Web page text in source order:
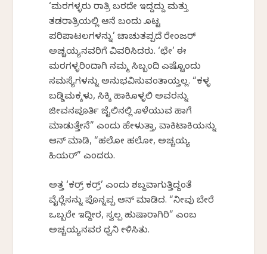
‘ಮರಗಳ್ಳರು ರಾತ್ರಿ ಬರದೇ ಇದ್ದದ್ದು ಮತ್ತು
ತಡರಾತ್ರಿಯಲ್ಲಿ ಆನೆ ಬಂದು ಕೊಟ್ಟ
ಪರಿಪಾಟಲಗಳನ್ನು’ ಚಾಚುತಪ್ಪದೆ ರೇಂಜರ್
ಅಚ್ಚಯ್ಯನವರಿಗೆ ವಿವರಿಸಿದರು. ‘ಛೇ’ ಈ
ಮರಗಳ್ಳರಿಂದಾಗಿ ನಮ್ಮ ಸಿಬ್ಬಂದಿ ಎಷ್ಟೊಂದು
ಸಮಸ್ಯೆಗಳನ್ನು ಅನುಭವಿಸುವಂತಾಯ್ತಲ್ಲ. “ಕಳ್ಳ
ಬಡ್ಡಿಮಕ್ಕಳು, ಸಿಕ್ಕಿ ಹಾಕಿಕೊಳ್ಳಲಿ ಅವರನ್ನು
ಜೀವನಪೂರ್ತಿ ಜೈಲಿನಲ್ಲಿ ಕೊಳೆಯುವ ಹಾಗೆ
ಮಾಡುತ್ತೇನೆ” ಎಂದು ಹೇಳುತ್ತಾ, ವಾಕಿಟಾಕಿಯನ್ನು
ಆನ್ ಮಾಡಿ, “ಹಲೋ ಹಲೋ, ಅಚ್ಚಯ್ಯ
ಹಿಯರ್” ಎಂದರು.
ಅತ್ತ ‘ಕರ್ರ್ ಕರ್ರ್’ ಎಂದು ಶಬ್ದವಾಗುತ್ತಿದ್ದಂತೆ
ವೈರ್‍ಲೆಸನ್ನು ಪೊನ್ನಪ್ಪ ಆನ್ ಮಾಡಿದ. “ನೀವು ಬೇರೆ
ಒಬ್ಬರೇ ಇದ್ದೀರ, ಸ್ವಲ್ಪ ಹುಷಾರಾಗಿರಿ” ಎಂಬ
ಅಚ್ಚಯ್ಯನವರ ಧ್ವನಿ ಕೇಳಿಸಿತು.